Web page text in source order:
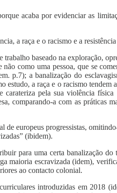
acaba por evidenciar as
a raça e o racismo e a
baseado na exploração,
como uma pessoa, que se
p.7); a banalização do
a raça e o racismo tendem
carateriza pela sua violência
comparando-a com as práticas
europeus progressistas,
(ibidem).
para uma certa banalização do
maioria escravizada (idem),
ao contacto colonial.
introduzidas em 2018